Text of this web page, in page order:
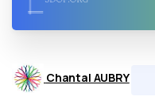
Chantal AUBRY